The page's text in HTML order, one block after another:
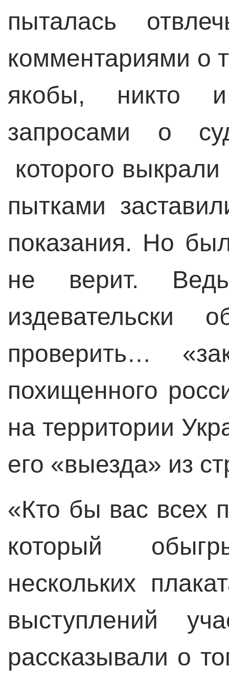
пыталась
комментариями о
якобы, никто
запросами о
которого
пытками
показания. Но
не верит.
издевательски
проверить…
похищенного
на территории
его «выезда» из
«Кто бы вас всех
который
нескольких
выступлений
рассказывали о